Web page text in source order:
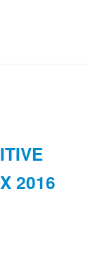
2016